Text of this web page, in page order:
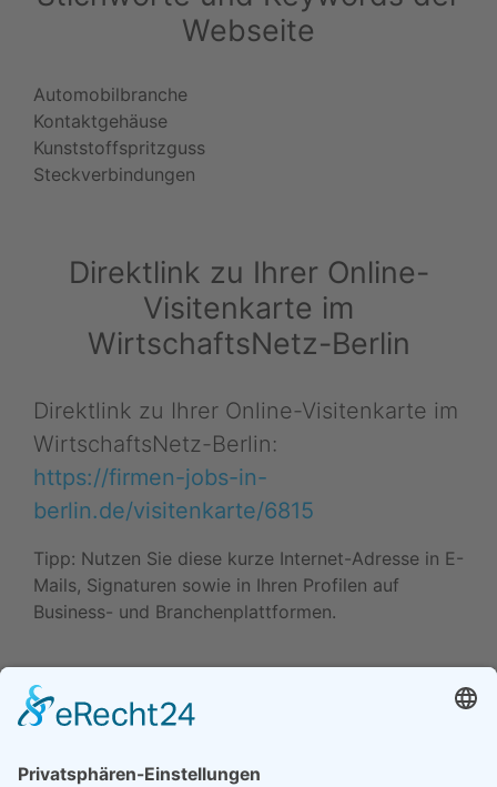
Webseite
Automobilbranche
Kontaktgehäuse
Kunststoffspritzguss
Steckverbindungen
Direktlink zu Ihrer Online-
Visitenkarte im
WirtschaftsNetz-Berlin
Direktlink zu Ihrer Online-Visitenkarte im
WirtschaftsNetz-Berlin:
https://firmen-jobs-in-
berlin.de/visitenkarte/6815
Tipp: Nutzen Sie diese kurze Internet-Adresse in E-
Mails, Signaturen sowie in Ihren Profilen auf
Business- und Branchenplattformen.
Daten ändern (Inhaber) •
Drucken • Änderung